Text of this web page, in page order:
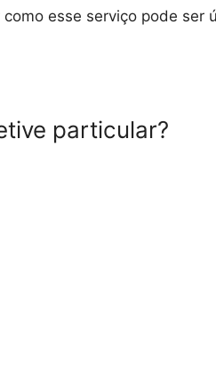
esse serviço pode ser
particular?